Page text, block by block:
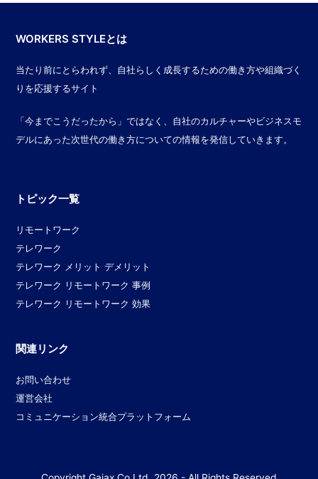
WORKERS STYLEとは
当たり前にとらわれず、自社らしく成長するための働き方や組織づく
りを応援するサイト
「今までこうだったから」ではなく、自社のカルチャーやビジネスモ
デルにあった次世代の働き方についての情報を発信していきます。
トピック一覧
リモートワーク
テレワーク
テレワーク メリット デメリット
テレワーク リモートワーク 事例
テレワーク リモートワーク 効果
関連リンク
お問い合わせ
運営会社
コミュニケーション統合プラットフォーム